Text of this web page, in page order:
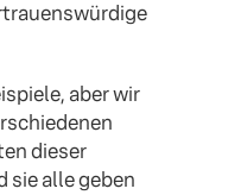
aber wir
dieser
sie alle geben